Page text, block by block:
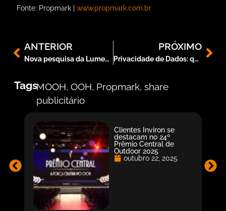
Fonte: Propmark |www.propmark.com.br
ANTERIOR
Nova pesquisa da Lumen aponta que a combinação de mídias com OOH gera maior atenção
PRÓXIMO
Privacidade de Dados: qual é a importância?
TagsMOOH,OOH, Propmark,share
publicitário
Clientes Inviron se
destacam no 24º
Prêmio Central de
Outdoor 2025
outubro 22, 2025